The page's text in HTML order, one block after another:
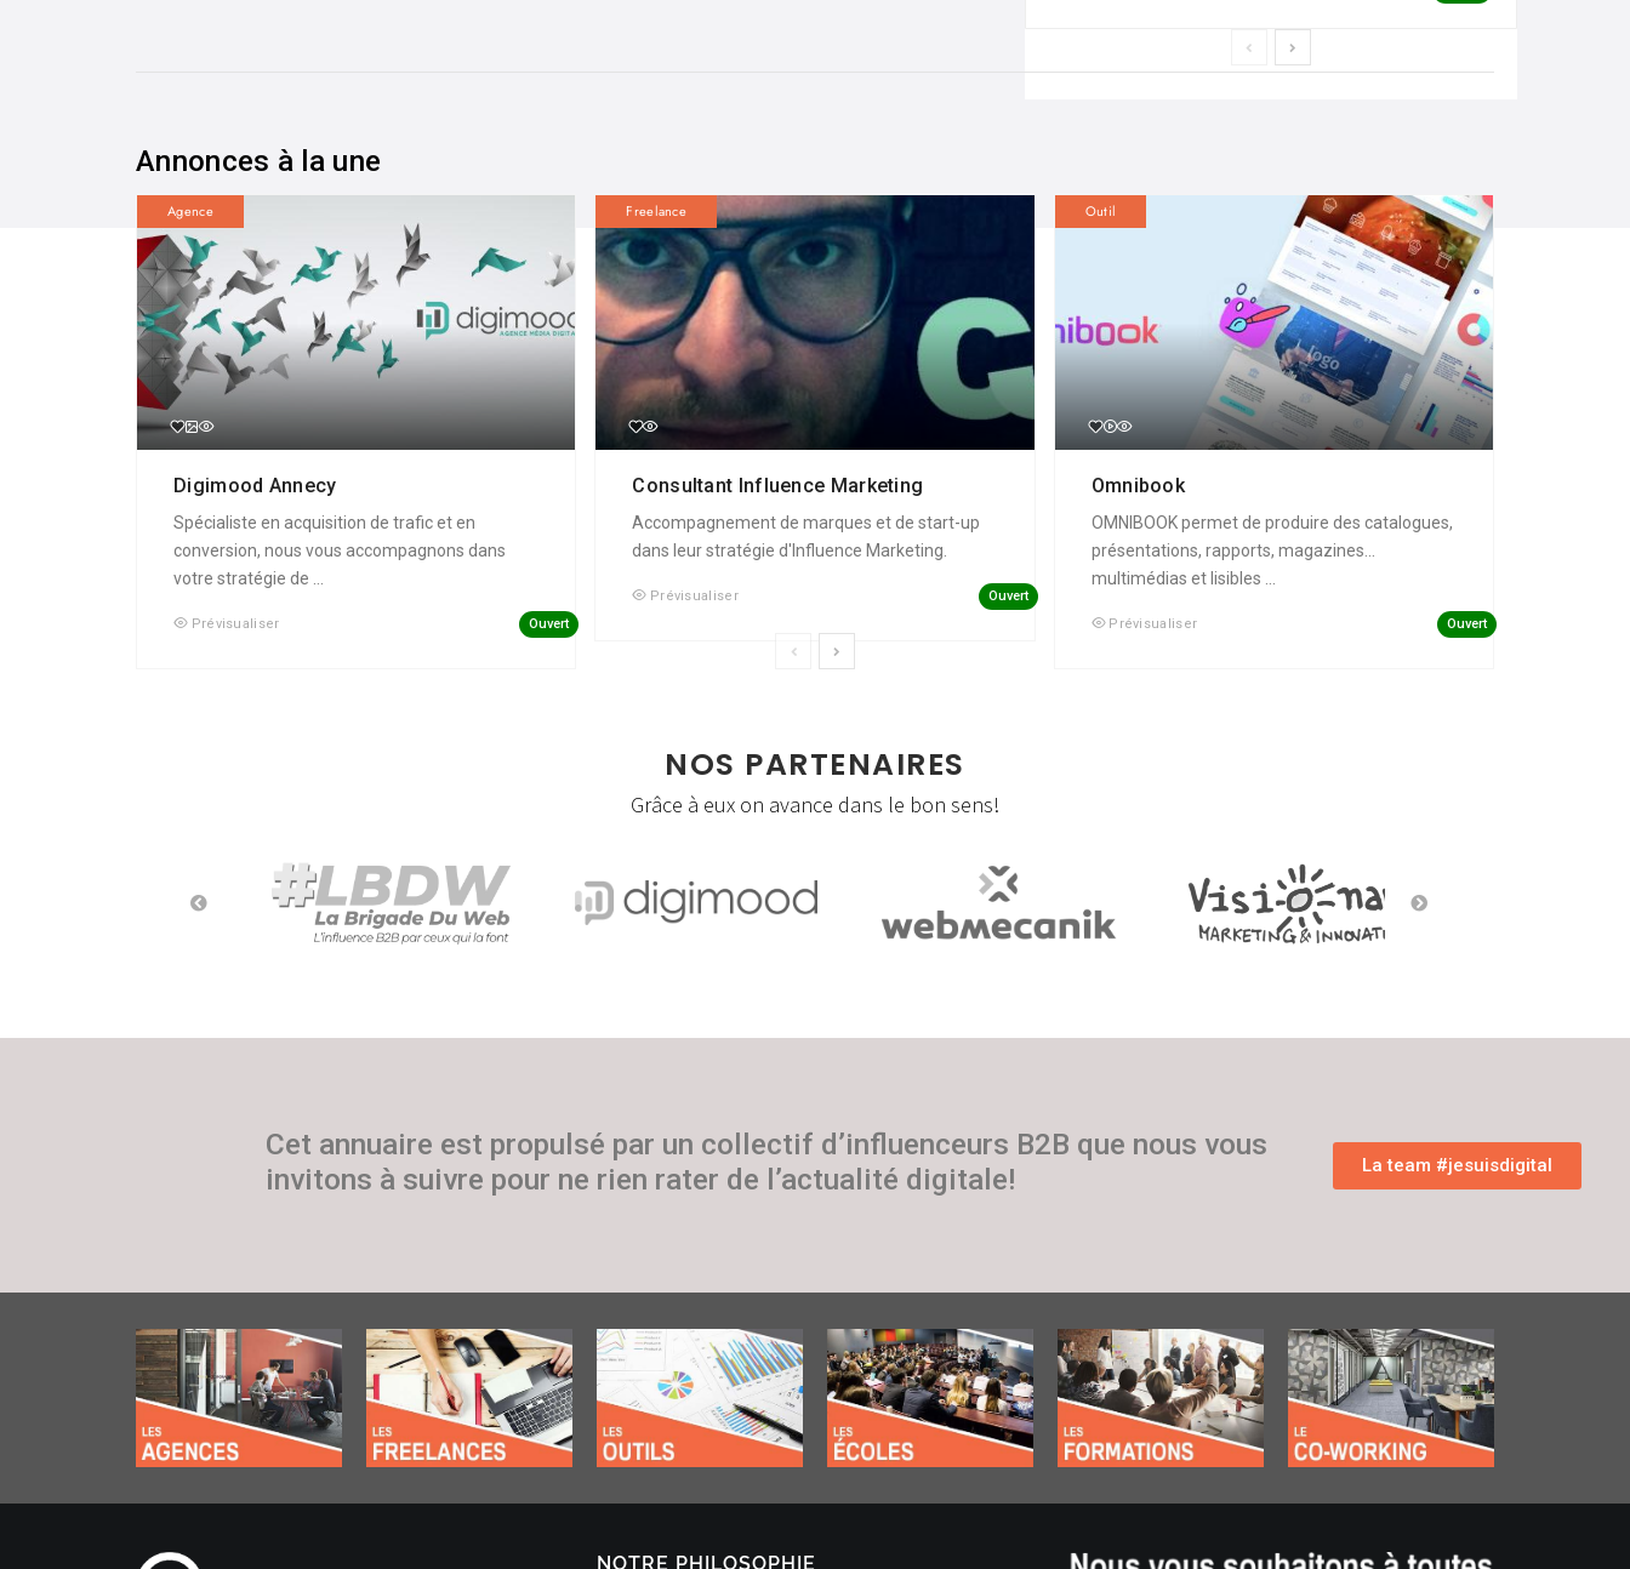
Annonces à la une
Agence
Digimood Annecy
Spécialiste en acquisition de trafic et en
conversion, nous vous accompagnons dans
votre stratégie de ...
Prévisualiser Ouvert
Freelance
Consultant Influence Marketing
Accompagnement de marques et de start-up
dans leur stratégie d'Influence Marketing.
Prévisualiser Ouvert
Outil
Omnibook
OMNIBOOK permet de produire des catalogues,
présentations, rapports, magazines...
multimédias et lisibles ...
Prévisualiser Ouvert
NOS PARTENAIRES
Grâce à eux on avance dans le bon sens!
Cet annuaire est propulsé par un collectif d’influenceurs B2B que nous vous
invitons à suivre pour ne rien rater de l’actualité digitale!
La team #jesuisdigital
NOTRE PHILOSOPHIE